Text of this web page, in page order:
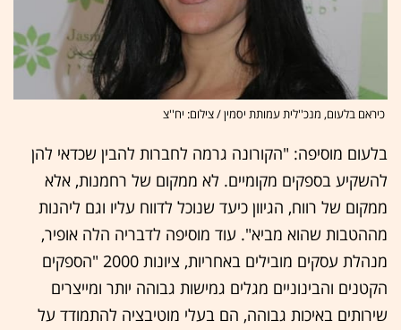
כיראם בלעום, מנכ''לית עמותת יסמין / צילום: יח''צ
בלעום מוסיפה: "הקורונה גרמה לחברות להבין שכדאי להן
להשקיע בספקים מקומיים. לא ממקום של רחמנות, אלא
ממקום של רווח, הגיוון כיעד שנוכל לדווח עליו וגם ליהנות
מההטבות שהוא מביא". עוד מוסיפה לדבריה הלה אופיר,
מנהלת עסקים מובילים באחריות, ציונות 2000 "הספקים
הקטנים והבינוניים מגלים גמישות גבוהה יותר ומייצרים
שירותים באיכות גבוהה, הם בעלי מוטיבציה להתמודד על